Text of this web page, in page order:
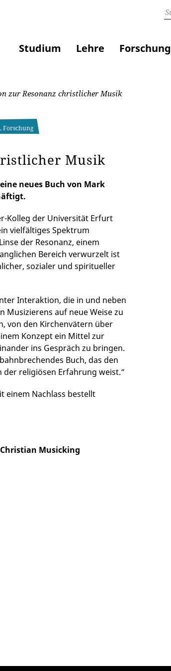
Studium Lehre Forschung
zur Resonanz christlicher Musik
Forschung
Musik
neues Buch von Mark
Kolleg der Universität Erfurt
vielfältiges Spektrum
der Resonanz, einem
Bereich verwurzelt ist
sozialer und spiritueller
Interaktion, die in und neben
Musizierens auf neue Weise zu
von den Kirchenvätern über
Konzept ein Mittel zur
ins Gespräch zu bringen.
Buch, das den
der religiösen Erfahrung weist.“
einem Nachlass bestellt
Musicking